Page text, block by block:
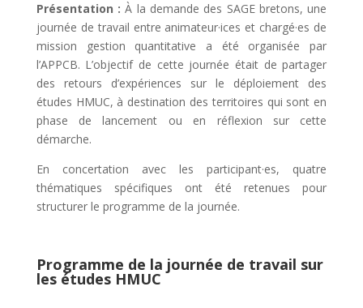
Présentation :À la demande des SAGE bretons, une
journée de travail entre animateur·ices et chargé·es de
mission gestion quantitative a été organisée par
l’APPCB. L’objectif de cette journée était de partager
des retours d’expériences sur le déploiement des
études HMUC, à destination des territoires qui sont en
phase de lancement ou en réflexion sur cette
démarche.
En concertation avec les participant·es, quatre
thématiques spécifiques ont été retenues pour
structurer le programme de la journée.
Programme de la journée de travail sur
les études HMUC